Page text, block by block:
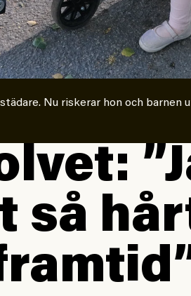
Nu riskerar hon och
så